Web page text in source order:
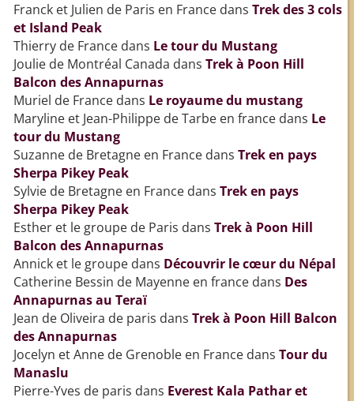
Franck et Julien de Paris en Francedans Trek des 3 cols
et Island Peak
Thierry de Francedans Le tour du Mustang
Joulie de Montréal Canada dans Trek à Poon Hill
Balcon des Annapurnas
Muriel de Francedans Le royaume du mustang
Maryline et Jean-Philippe de Tarbe en francedans Le
tour du Mustang
Suzanne de Bretagne en Francedans Trek en pays
Sherpa Pikey Peak
Sylvie de Bretagne en Francedans Trek en pays
Sherpa Pikey Peak
Esther et le groupe de Paris dans Trek à Poon Hill
Balcon des Annapurnas
Annick et le groupedans Découvrir le cœur du Népal
Catherine Bessin de Mayenne en francedans Des
Annapurnas au Teraï
Jean de Oliveira de paris dans Trek à Poon Hill Balcon
des Annapurnas
Jocelyn et Anne de Grenoble en Francedans Tour du
Manaslu
Pierre-Yves de paris dans Everest Kala Pathar et